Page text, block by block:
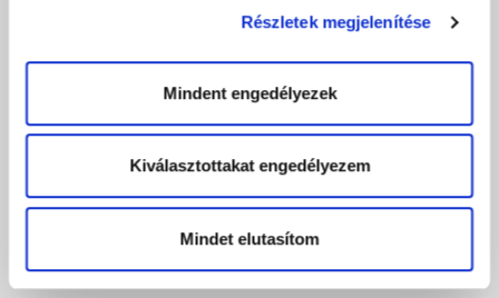
Részletek megjelenítése
Mindent engedélyezek
Kiválasztottakat engedélyezem
Mindet elutasítom